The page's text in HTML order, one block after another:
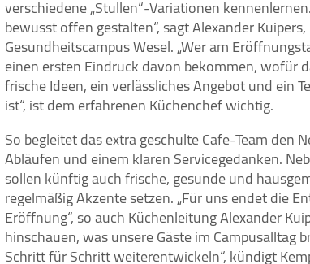
verschiedene „Stullen“-Variationen
bewusst offen gestalten“, sagt Alexander
Gesundheitscampus Wesel. „Wer am
einen ersten Eindruck davon bekommen, wofür
frische Ideen, ein verlässliches Angebot und ein
ist“, ist dem erfahrenen Küchenchef wichtig.
So begleitet das extra geschulte Cafe-Team den
Abläufen und einem klaren Servicegedanken.
sollen künftig auch frische, gesunde und
regelmäßig Akzente setzen. „Für uns endet die
Eröffnung“, so auch Küchenleitung Alexander
hinschauen, was unsere Gäste im Campusalltag
Schritt für Schritt weiterentwickeln“, kündigt